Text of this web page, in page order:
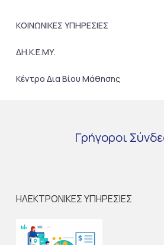
ΚΟΙΝΩΝΙΚΕΣ ΥΠΗΡΕΣΙΕΣ
ΔΗ.Κ.Ε.ΜΥ.
Κέντρο Δια Βίου Μάθησης
Γρήγοροι
ΗΛΕΚΤΡΟΝΙΚΕΣ ΥΠΗΡΕΣΙΕΣ